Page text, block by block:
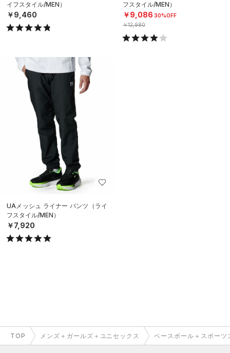
イフスタイル/MEN）
￥9,460
フスタイル/MEN）
￥9,086 30%OFF
￥12,980
UAメッシュ ライナー パンツ（ライ
フスタイル/MEN）
￥7,920
TOP メンズ＋ガールズ＋ユニセックス ベースボール＋スポーツ